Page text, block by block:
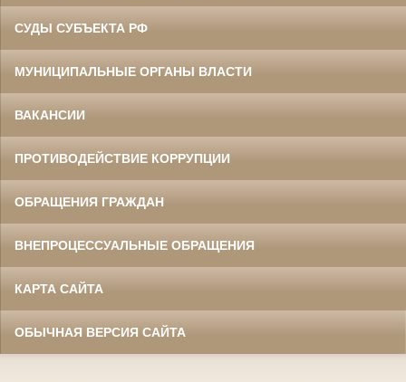
СУДЫ СУБЪЕКТА РФ
МУНИЦИПАЛЬНЫЕ ОРГАНЫ ВЛАСТИ
ВАКАНСИИ
ПРОТИВОДЕЙСТВИЕ КОРРУПЦИИ
ОБРАЩЕНИЯ ГРАЖДАН
ВНЕПРОЦЕССУАЛЬНЫЕ ОБРАЩЕНИЯ
КАРТА САЙТА
ОБЫЧНАЯ ВЕРСИЯ САЙТА